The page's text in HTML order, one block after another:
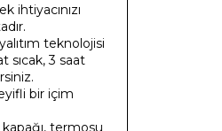
ihtiyacınızı
teknolojisi
sıcak, 3 saat
bir içim
termosu